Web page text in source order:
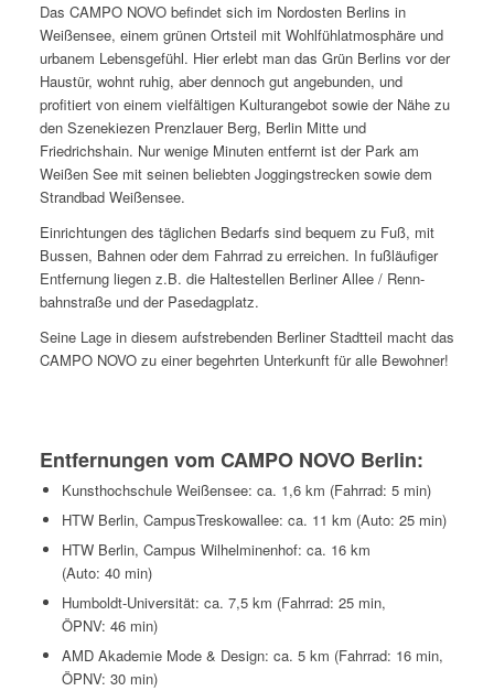
Das CAMPO NOVO befindet sich im Nordosten Berlins in
Weißensee, einem grünen Ortsteil mit Wohlfühl­atmosphäre und
urbanem Lebensgefühl. Hier erlebt man das Grün Berlins vor der
Haustür, wohnt ruhig, aber dennoch gut angebunden, und
profitiert von einem vielfältigen Kultur­angebot sowie der Nähe zu
den Szene­kiezen Prenzlauer Berg, Berlin Mitte und
Friedrichshain. Nur wenige Minuten entfernt ist der Park am
Weißen See mit seinen beliebten Joggingstrecken sowie dem
Strandbad Weißensee.
Einrichtungen des täglichen Bedarfs sind bequem zu Fuß, mit
Bussen, Bahnen oder dem Fahrrad zu erreichen. In fuß­läufiger
Entfernung liegen z.B. die Haltestellen Berliner Allee / Renn­
bahn­straße und der Pasedagplatz.
Seine Lage in diesem auf­stre­benden Berliner Stadtteil macht das
CAMPO NOVO zu einer begehrten Unterkunft für alle Bewohner!
Entfernungen vom CAMPO NOVO Berlin:
Kunsthochschule Weißensee: ca. 1,6 km (Fahrrad: 5 min)
HTW Berlin, CampusTreskowallee: ca. 11 km (Auto: 25 min)
HTW Berlin, Campus Wilhelminenhof: ca. 16 km
(Auto: 40 min)
Humboldt-Universität: ca. 7,5 km (Fahrrad: 25 min,
ÖPNV: 46 min)
AMD Akademie Mode & Design: ca. 5 km (Fahrrad: 16 min,
ÖPNV: 30 min)